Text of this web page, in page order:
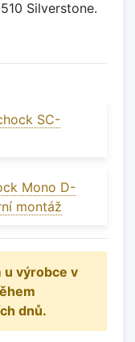
Silverstone.
SC-
Mono D-
montáž
u výrobce v
dnů.